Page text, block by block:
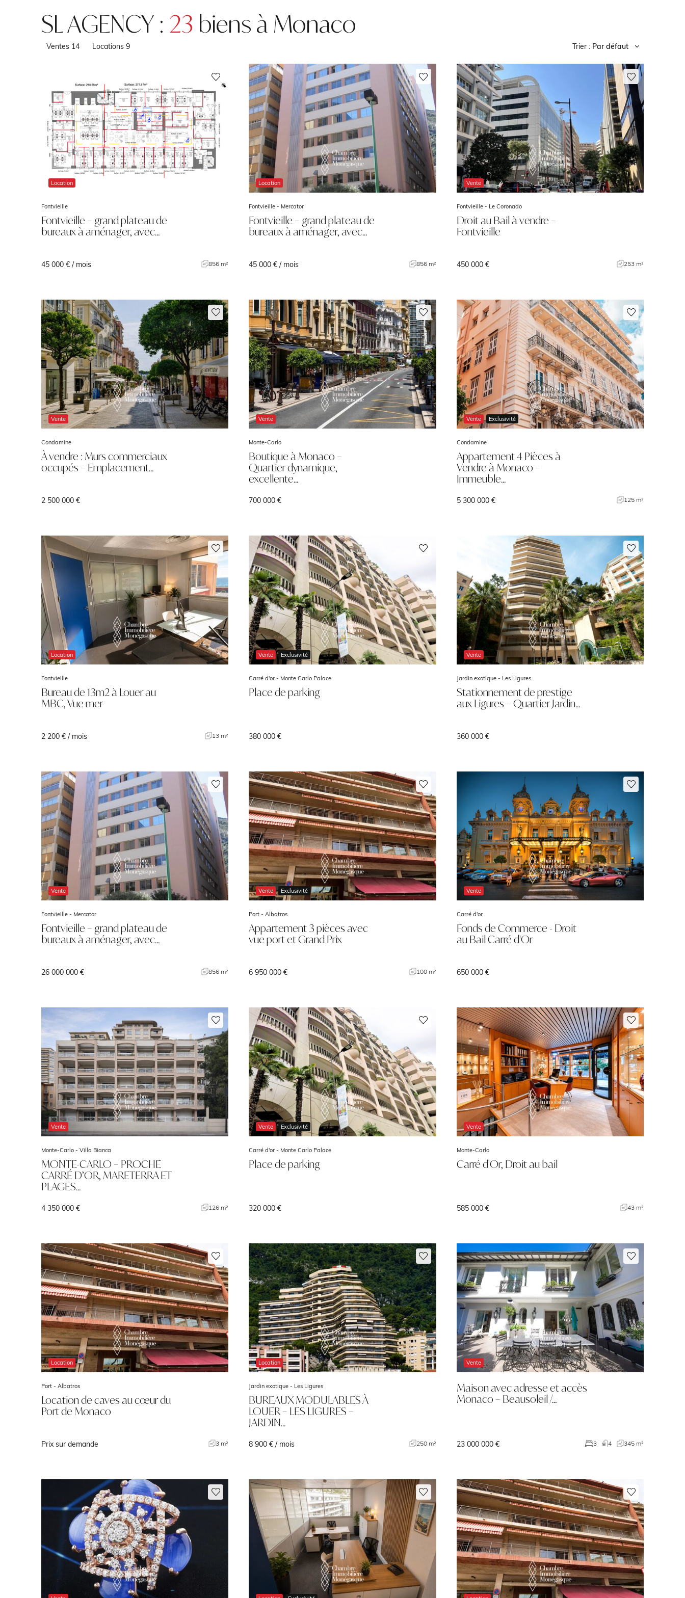
SL AGENCY : 23 biens à Monaco
Ventes 14 Locations 9 Trier : Par défaut
Location
Fontvieille
Fontvieille – grand plateau de
bureaux à aménager, avec…
45 000 € / mois 856 m²
Location
Fontvieille - Mercator
Fontvieille – grand plateau de
bureaux à aménager, avec…
45 000 € / mois 856 m²
Vente
Fontvieille - Le Coronado
Droit au Bail à vendre –
Fontvieille
450 000 € 253 m²
Vente
Condamine
À vendre : Murs commerciaux
occupés – Emplacement…
2 500 000 €
Vente
Monte-Carlo
Boutique à Monaco –
Quartier dynamique,
excellente…
700 000 €
Vente Exclusivité
Condamine
Appartement 4 Pièces à
Vendre à Monaco –
Immeuble…
5 300 000 € 125 m²
Location
Fontvieille
Bureau de 13m2 à Louer au
MBC, Vue mer
2 200 € / mois 13 m²
Vente Exclusivité
Carré d'or - Monte Carlo Palace
Place de parking
380 000 €
Vente
Jardin exotique - Les Ligures
Stationnement de prestige
aux Ligures – Quartier Jardin…
360 000 €
Vente
Fontvieille - Mercator
Fontvieille – grand plateau de
bureaux à aménager, avec…
26 000 000 € 856 m²
Vente Exclusivité
Port -Albatros
Appartement 3 pièces avec
vue port et Grand Prix
6 950 000 € 100 m²
Vente
Carré d'or
Fonds de Commerce - Droit
au Bail Carré d'Or
650 000 €
Vente
Monte-Carlo - Villa Bianca
MONTE-CARLO – PROCHE
CARRÉ D’OR, MARETERRA ET
PLAGES…
4 350 000 € 126 m²
Vente Exclusivité
Carré d'or - Monte Carlo Palace
Place de parking
320 000 €
Vente
Monte-Carlo
Carré d'Or, Droit au bail
585 000 € 43 m²
Location
Port - Albatros
Location de caves au cœur du
Port de Monaco
Prix sur demande 3 m²
Location
Jardin exotique - Les Ligures
BUREAUX MODULABLES À
LOUER – LES LIGURES –
JARDIN…
8 900 € / mois 250 m²
Vente
Maison avec adresse et accès
Monaco – Beausoleil /…
23 000 000 € 3 4 345 m²